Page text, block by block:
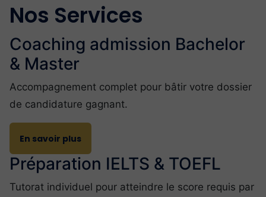
Nos Services
Coaching admission Bachelor
& Master
Accompagnement complet pour bâtir votre dossier
de candidature gagnant.
En savoir plus
Préparation IELTS & TOEFL
Tutorat individuel pour atteindre le score requis par